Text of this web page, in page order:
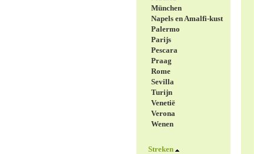
München
Napels en Amalfi-kust
Palermo
Parijs
Pescara
Praag
Rome
Sevilla
Turijn
Venetië
Verona
Wenen
Streken